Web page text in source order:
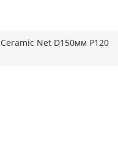
Net D150мм P120